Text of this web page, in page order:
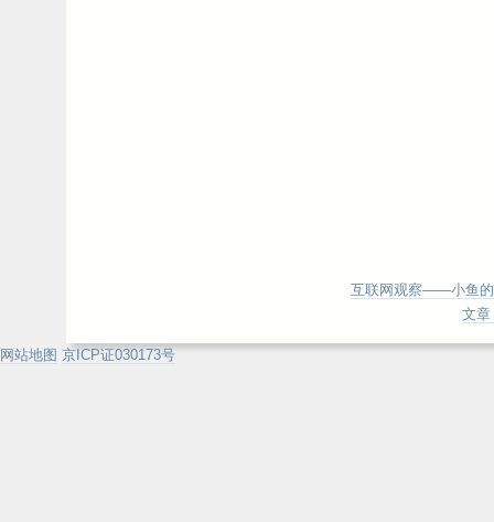
互联网观察——小鱼的
文章
网站地图 京ICP证030173号